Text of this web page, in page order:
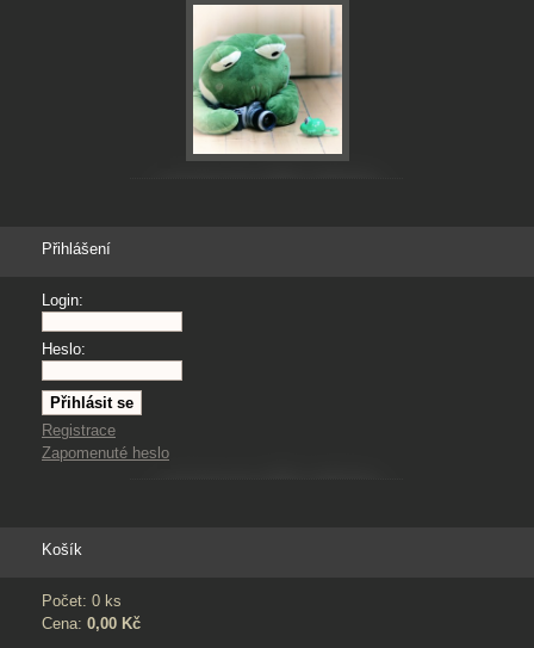
Přihlášení
Login:
Heslo:
Registrace
Zapomenuté heslo
Košík
Počet: 0 ks
Cena: 0,00 Kč